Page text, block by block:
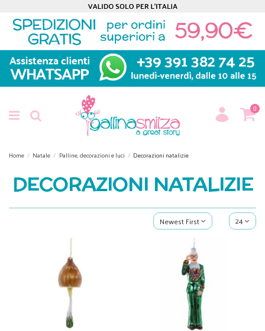
0
Home Natale Palline, decorazioni e luci Decorazioni natalizie
DECORAZIONI NATALIZIE
Newest First 24